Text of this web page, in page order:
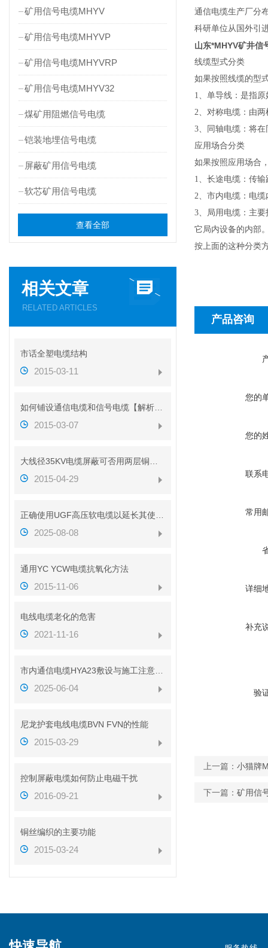
矿用信号电缆MHYV
矿用信号电缆MHYVP
矿用信号电缆MHYVRP
矿用信号电缆MHYV32
煤矿用阻燃信号电缆
铠装地埋信号电缆
屏蔽矿用信号电缆
软芯矿用信号电缆
查看全部
相关文章
RELATED ARTICLES
市话全塑电缆结构
2015-03-11
2015-03-07
2015-04-29
2025-08-08
通用YC YCW电缆抗氧化方法
2015-11-06
电线电缆老化的危害
2021-11-16
2025-06-04
尼龙护套电线电缆BVN FVN的性能
2015-03-29
控制屏蔽电缆如何防止电磁干扰
2016-09-21
铜丝编织的主要功能
2015-03-24
通信电缆生产厂分
科研单位从国外引
山东*MHYV矿井信
线缆型式分类
如果按照线缆的型
1、单导线：是指
2、对称电缆：由
3、同轴电缆：将
应用场合分类
如果按照应用场合
1、长途电缆：传
2、市内电缆：电
3、局用电缆：主
它局内设备的内部
按上面的这种分类
产品咨询
您的
您的
联系
常用
详细
补充
验
上一篇： 小猫牌
下一篇： 矿用信